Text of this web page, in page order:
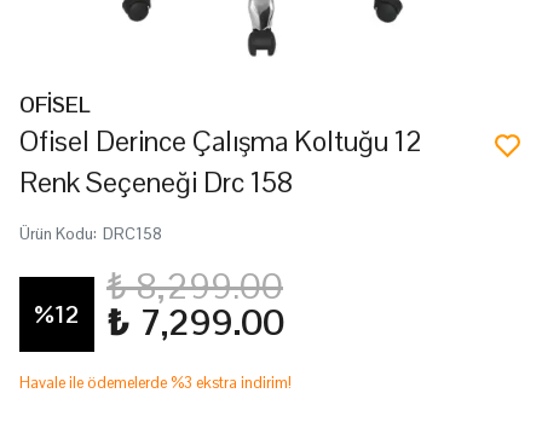
OFİSEL
Ofisel Derince Çalışma Koltuğu 12
Renk Seçeneği Drc 158
Ürün Kodu: DRC158
%12
₺ 8,299.00
₺ 7,299.00
Havale ile ödemelerde %3 ekstra indirim!